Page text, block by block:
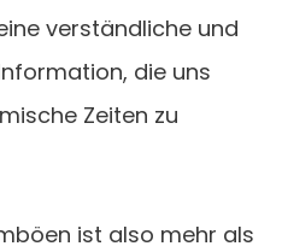
verständliche und
die uns
Zeiten zu
ist also mehr als